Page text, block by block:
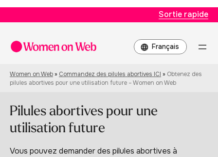
Sortie rapide
Choisir
une
Women on Web » Commandez des pilules abortives ICI » Obtenez des
pilules abortives pour une utilisation future – Women on Web
Pilules abortives pour une
utilisation future
Vous pouvez demander des pilules abortives à